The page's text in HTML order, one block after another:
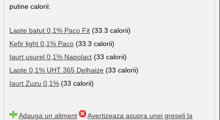
putine calorii:
Lapte batut 0,1% Paco Fit (33.3 calorii)
Kefir light 0,1% Paco (33.3 calorii)
Iaurt usurel 0,1% Napolact (33 calorii)
Lapte 0,1% UHT 365 Delhaize (33 calorii)
Iaurt Zuzu 0,1% (33 calorii)
Adauga un aliment
Avertizeaza asupra unei greseli la